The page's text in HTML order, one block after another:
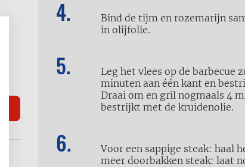
Bind de tijm en rozemarijn
in olijfolie.
Leg het vlees op de barbecue
minuten aan één kant en
Draai om en gril nogmaals 4
bestrijkt met de kruidenolie.
Voor een sappige steak: haal
meer doorbakken steak: laat